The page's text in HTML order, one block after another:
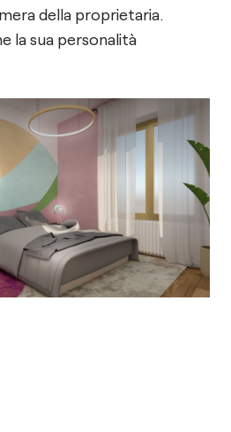
della proprietaria.
la sua personalità